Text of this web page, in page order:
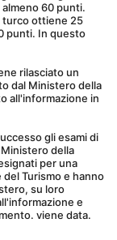
60 punti.
turco ottiene 25
punti. In questo
dal Ministero della
all'informazione in
della
per una
Turismo e hanno
su loro
e
viene data.